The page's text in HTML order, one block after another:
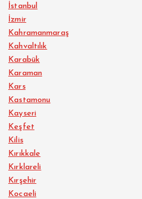
İstanbul
İzmir
Kahramanmaraş
Kahvaltılık
Karabük
Karaman
Kars
Kastamonu
Kayseri
Keşfet
Kilis
Kırıkkale
Kırklareli
Kırşehir
Kocaeli